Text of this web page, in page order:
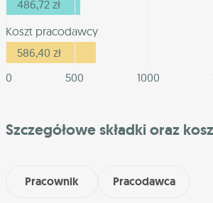
486,72 zł
Koszt pracodawcy
586,40 zł
0
500 1000
Szczegółowe składki oraz
Pracownik Pracodawca